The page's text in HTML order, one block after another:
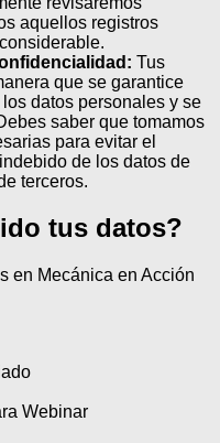
aquellos registros
Tus
que se garantice
datos personales y se
saber que tomamos
para evitar el
de los datos de
terceros.
tus datos?
en Mecánica en Acción
Webinar